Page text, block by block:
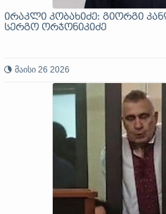
ირაკლი კობახიძე: გიორგი
სერგო ორჯონიკიძე
მაისი 26 2026